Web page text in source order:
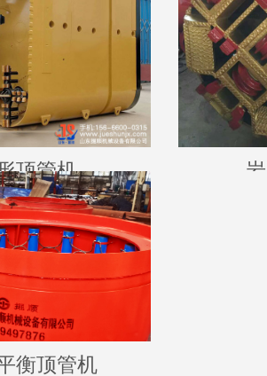
顶管机
衡顶管机